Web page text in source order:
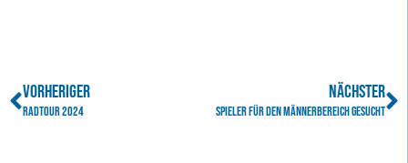
VORHERIGER
Radtour 2024
NÄCHSTER
SPIELER FÜR DEN MÄNNERBEREICH GESUCHT